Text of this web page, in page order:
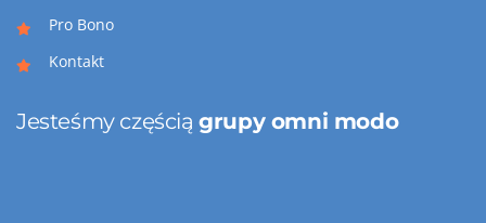
Pro Bono
Kontakt
Jesteśmy częściągrupy omni modo